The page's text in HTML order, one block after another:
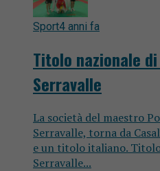
Sport4 anni fa
Titolo nazionale
Serravalle
La società del maestro
Serravalle, torna da
e un titolo italiano.
Serravalle...